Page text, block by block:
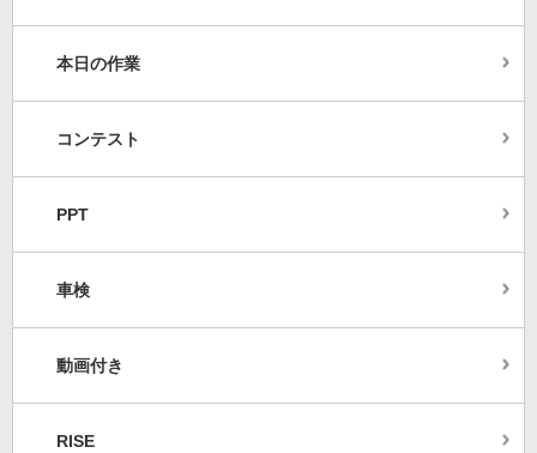
本日の作業
コンテスト
PPT
車検
動画付き
RISE